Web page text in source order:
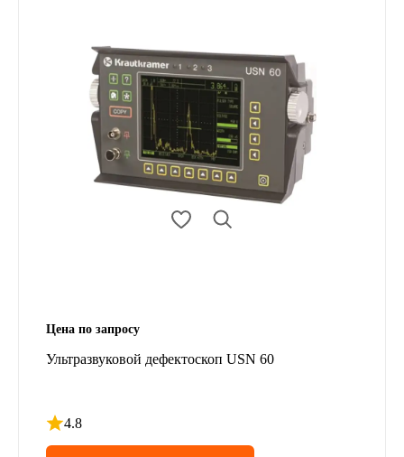
Цена по запросу
Ультразвуковой дефектоскоп USN 60
4.8
Рейтинг 4.8 из 5